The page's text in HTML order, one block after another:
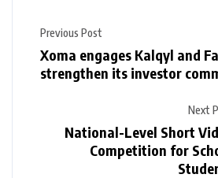
Previous Post
Xoma engages Kalqyl and
strengthen its investor
Next
National-Level Short
Competition for